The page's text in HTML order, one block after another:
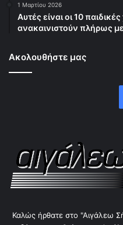
1 Μαρτίου 2026
Αυτές είναι οι 10
ανακαινιστούν πλήρως
Ακολουθήστε μας
Καλώς ήρθατε στο "Αιγάλεω